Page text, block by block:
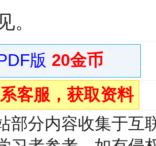
。
版 20金币
客服，获取资料
部分内容收集于互